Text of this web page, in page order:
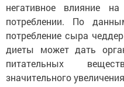
негативное влияние
потреблении. По
потребление сыра
диеты может дать
питательных
значительного